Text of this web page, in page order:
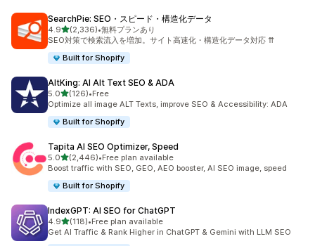
SearchPie: SEO・スピード・構造化データ
4.95つ星中
(2,336)
合計レビュー数：2336件
•無料プランあり
SEO対策で検索流入を増加。サイト高速化・構造化データ対応 ⇈
Built for Shopify
AltKing: AI Alt Text SEO & ADA
5.05つ星中
(126)
合計レビュー数：126件
•Free
Optimize all image ALT Texts, improve SEO & Accessibility: ADA
Built for Shopify
Tapita AI SEO Optimizer, Speed
5.05つ星中
(2,446)
合計レビュー数：2446件
•Free plan available
Boost traffic with SEO, GEO, AEO booster, AI SEO image, speed
Built for Shopify
IndexGPT: AI SEO for ChatGPT
4.95つ星中
(118)
合計レビュー数：118件
•Free plan available
Get AI Traffic & Rank Higher in ChatGPT & Gemini with LLM SEO